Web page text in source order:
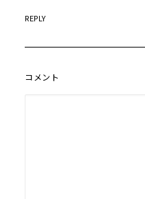
REPLY
コメント